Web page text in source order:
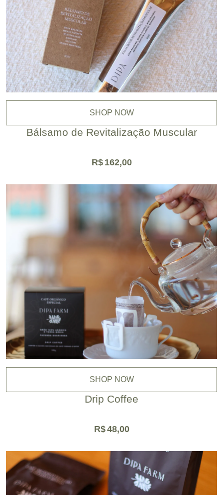
SHOP NOW
Bálsamo de Revitalização Muscular
R$ 162,00
SHOP NOW
Drip Coffee
R$48,00